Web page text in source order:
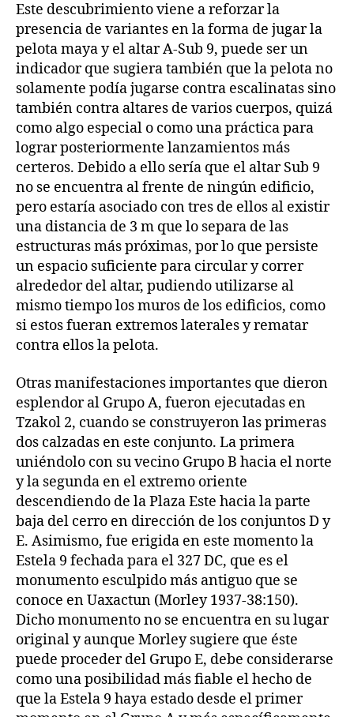
Este descubrimiento viene a reforzar la
presencia de variantes en la forma de jugar la
pelota maya y el altar A-Sub 9, puede ser un
indicador que sugiera también que la pelota no
solamente podía jugarse contra escalinatas sino
también contra altares de varios cuerpos, quizá
como algo especial o como una práctica para
lograr posteriormente lanzamientos más
certeros. Debido a ello sería que el altar Sub 9
no se encuentra al frente de ningún edificio,
pero estaría asociado con tres de ellos al existir
una distancia de 3 m que lo separa de las
estructuras más próximas, por lo que persiste
un espacio suficiente para circular y correr
alrededor del altar, pudiendo utilizarse al
mismo tiempo los muros de los edificios, como
si estos fueran extremos laterales y rematar
contra ellos la pelota.
Otras manifestaciones importantes que dieron
esplendor al Grupo A, fueron ejecutadas en
Tzakol 2, cuando se construyeron las primeras
dos calzadas en este conjunto. La primera
uniéndolo con su vecino Grupo B hacia el norte
y la segunda en el extremo oriente
descendiendo de la Plaza Este hacia la parte
baja del cerro en dirección de los conjuntos D y
E. Asimismo, fue erigida en este momento la
Estela 9 fechada para el 327 DC, que es el
monumento esculpido más antiguo que se
conoce en Uaxactun (Morley 1937-38:150).
Dicho monumento no se encuentra en su lugar
original y aunque Morley sugiere que éste
puede proceder del Grupo E, debe considerarse
como una posibilidad más fiable el hecho de
que la Estela 9 haya estado desde el primer